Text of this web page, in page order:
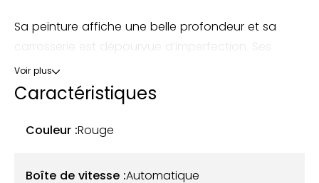
Sa peinture affiche une belle profondeur et sa
carrosserie est dépourvue d’imperfection. Ses
soubassements et trains roulants sont dans un
état similaire à sa sortie d’usine.
Son moteur exprime toujours un tempérament de
Voir plus
Caractéristiques
Couleur :Rouge
Boîte de vitesse :Automatique